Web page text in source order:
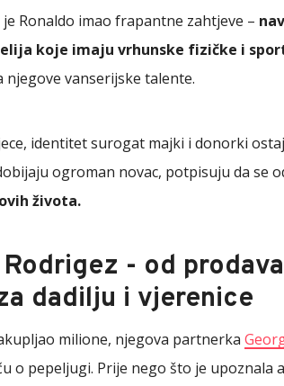
Ronaldo imao frapantne zahtjeve –
koje imaju vrhunske fizičke i
njegove vanserijske talente.
identitet surogat majki i donorki
ogroman novac, potpisuju da se
života.
- od
dadilju i vjerenice
milione, njegova partnerka
o pepeljugi. Prije nego što je upoznala